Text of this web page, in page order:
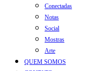
Conectadas
Notas
Social
Mostras
Arte
QUEM SOMOS